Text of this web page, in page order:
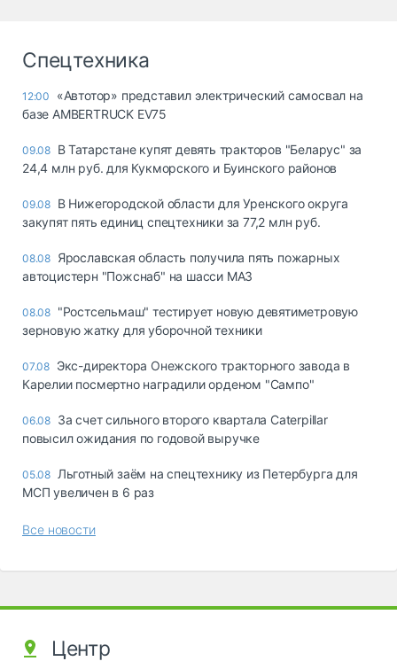
Спецтехника
12:00
«Автотор» представил электрический самосвал на
базе AMBERTRUCK EV75
09.08 В Татарстане купят девять тракторов "Беларус" за
24,4 млн руб. для Кукморского и Буинского районов
09.08 В Нижегородской области для Уренского округа
закупят пять единиц спецтехники за 77,2 млн руб.
08.08 Ярославская область получила пять пожарных
автоцистерн "Пожснаб" на шасси МАЗ
08.08 "Ростсельмаш" тестирует новую девятиметровую
зерновую жатку для уборочной техники
07.08 Экс-директора Онежского тракторного завода в
Карелии посмертно наградили орденом "Сампо"
06.08 За счет сильного второго квартала Caterpillar
повысил ожидания по годовой выручке
05.08 Льготный заём на спецтехнику из Петербурга для
МСП увеличен в 6 раз
Все новости
Центр